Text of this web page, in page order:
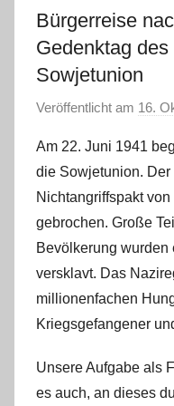
Bürgerreise
Gedenktag
Sowjetunion
Veröffentlicht am 16.
Am 22. Juni 1941
die Sowjetunion.
Nichtangriffspakt
gebrochen. Große
Bevölkerung wurden
versklavt. Das
millionenfachen
Kriegsgefangener
Unsere Aufgabe als
es auch, an dieses